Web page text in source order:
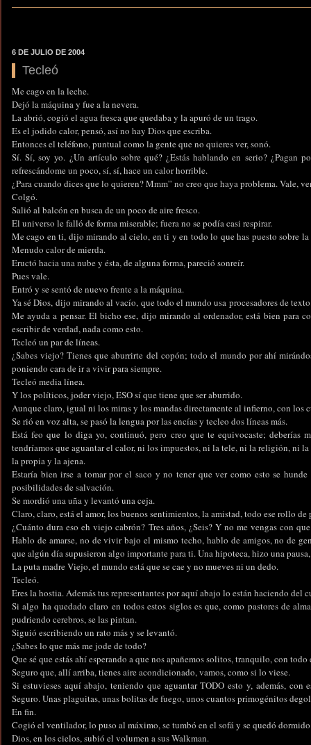
6 DE JULIO DE 2004
Tecleó
Me cago en la leche.
Dejó la máquina y fue a la nevera.
La abrió, cogió el agua fresca que quedaba y la apuró de un trago.
Es el jodido calor, pensó, así no hay Dios que escriba.
Entonces el teléfono, puntual como la gente que no quieres ver, sonó.
Sí. Sí, soy yo. ¿Un artículo sobre qué? ¿Estás hablando en serio? ¿Pagan
refrescándome un poco, sí, sí, hace un calor horrible.
¿Para cuando dices que lo quieren? Mmm” no creo que haya problema. Vale,
Colgó.
Salió al balcón en busca de un poco de aire fresco.
El universo le falló de forma miserable; fuera no se podía casi respirar.
Me cago en ti, dijo mirando al cielo, en ti y en todo lo que has puesto sobre
Menudo calor de mierda.
Eructó hacia una nube y ésta, de alguna forma, pareció sonreír.
Pues vale.
Entró y se sentó de nuevo frente a la máquina.
Ya sé Dios, dijo mirando al vacío, que todo el mundo usa procesadores de
Me ayuda a pensar. El bicho ese, dijo mirando al ordenador, está bien para
escribir de verdad, nada como esto.
Tecleó un par de líneas.
¿Sabes viejo? Tienes que aburrirte del copón; todo el mundo por ahí
poniendo cara de ir a vivir para siempre.
Tecleó media línea.
Y los políticos, joder viejo, ESO sí que tiene que ser aburrido.
Aunque claro, igual ni los miras y los mandas directamente al infierno, con los
Se rió en voz alta, se pasó la lengua por las encías y tecleo dos líneas más.
Está feo que lo diga yo, continuó, pero creo que te equivocaste; deberías
tendríamos que aguantar el calor, ni los impuestos, ni la tele, ni la religión, ni
la propia y la ajena.
Estaría bien irse a tomar por el saco y no tener que ver como esto se
posibilidades de salvación.
Se mordió una uña y levantó una ceja.
Claro, claro, está el amor, los buenos sentimientos, la amistad, todo ese rollo
¿Cuánto dura eso eh viejo cabrón? Tres años, ¿Seis? Y no me vengas con
Hablo de amarse, no de vivir bajo el mismo techo, hablo de amigos, no de
que algún día supusieron algo importante para ti. Una hipoteca, hizo una
La puta madre Viejo, el mundo está que se cae y no mueves ni un dedo.
Tecleó.
Eres la hostia. Además tus representantes por aquí abajo lo están haciendo del
Si algo ha quedado claro en todos estos siglos es que, como pastores de
pudriendo cerebros, se las pintan.
Siguió escribiendo un rato más y se levantó.
¿Sabes lo que más me jode de todo?
Que sé que estás ahí esperando a que nos apañemos solitos, tranquilo, con
Seguro que, allí arriba, tienes aire acondicionado, vamos, como si lo viese.
Si estuvieses aquí abajo, teniendo que aguantar TODO esto y, además,
Seguro. Unas plaguitas, unas bolitas de fuego, unos cuantos primogénitos
En fin.
Cogió el ventilador, lo puso al máximo, se tumbó en el sofá y se quedó
Dios, en los cielos, subió el volumen a sus Walkman.